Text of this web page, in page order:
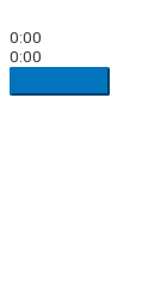
0:00
0:00